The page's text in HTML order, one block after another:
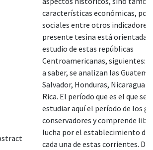
características económicas,
sociales entre otros indicadores.
presente tesina está orientada
estudio de estas repúblicas
Centroamericanas, siguientes:
a saber, se analizan las
Salvador, Honduras, Nicaragua y
Rica. El período que es el que se
estudiar aquí el período de los
conservadores y comprende
lucha por el establecimiento del
cada una de estas corrientes.